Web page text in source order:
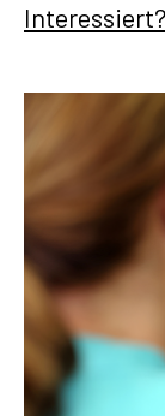
Interessiert?